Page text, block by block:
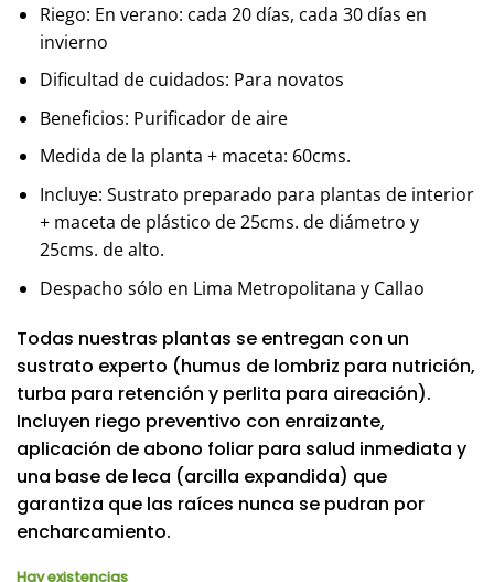
Riego: En verano: cada 20 días, cada 30 días en
invierno
Dificultad de cuidados: Para novatos
Beneficios: Purificador de aire
Medida de la planta + maceta: 60cms.
Incluye: Sustrato preparado para plantas de interior
+ maceta de plástico de 25cms. de diámetro y
25cms. de alto.
Despacho sólo en Lima Metropolitana y Callao
Todas nuestras plantas se entregan con un
sustrato experto (humus de lombriz para nutrición,
turba para retención y perlita para aireación).
Incluyen riego preventivo con enraizante,
aplicación de abono foliar para salud inmediata y
una base de leca (arcilla expandida) que
garantiza que las raíces nunca se pudran por
encharcamiento.
Hay existencias